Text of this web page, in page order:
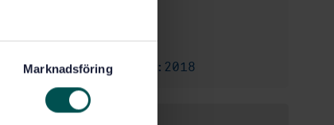
Marknadsföring
of pages:21
SS-ISO 6502-2:2018